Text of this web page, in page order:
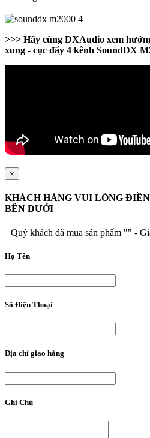
>>> Hãy cùng DXAudio xem
xung - cục đẩy 4 kênh SoundDX
×
KHÁCH HÀNG VUI LÒNG
BÊN DƯỚI
Quý khách đã mua sản phẩm "" -
Họ Tên
Số Điện Thoại
Địa chỉ giao hàng
Ghi Chú